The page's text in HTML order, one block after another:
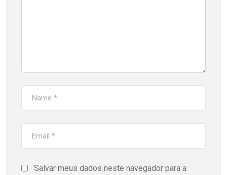
Salvar meus dados neste navegador para a